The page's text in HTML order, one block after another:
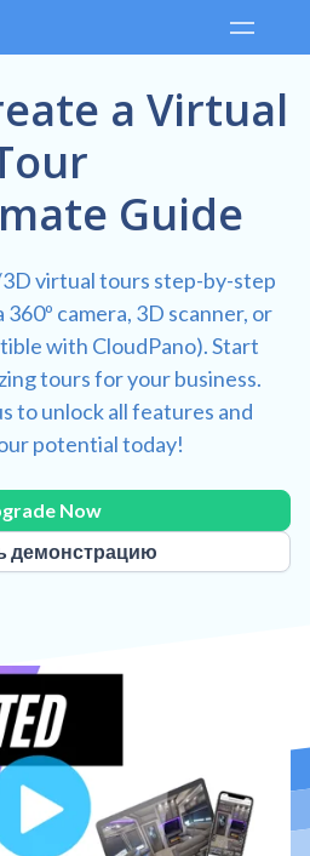
a Virtual
Guide
virtual tours step-by-step
camera, 3D scanner, or
with CloudPano). Start
tours for your business.
to unlock all features and
potential today!
демонстрацию
Now